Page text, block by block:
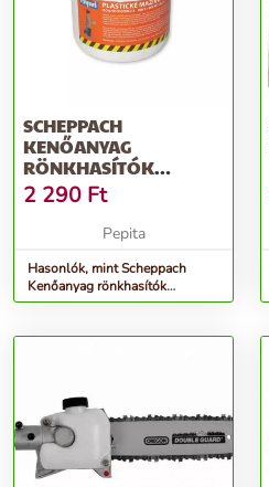
SCHEPPACH
KENŐANYAG
RÖNKHASÍTÓK
KENÉSÉHEZ
2 290 Ft
Pepita
Hasonlók, mint Scheppach
Kenőanyag rönkhasítók
kenéséhez